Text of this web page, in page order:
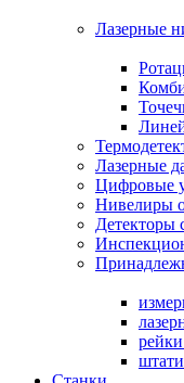
Лазерные
Лазерные
Цифровые
Нивелиры
Детекторы